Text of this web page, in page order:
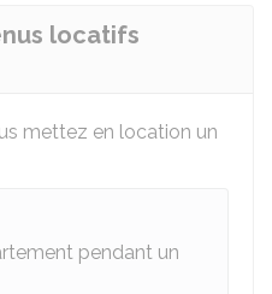
locatifs
mettez en location un
pendant un